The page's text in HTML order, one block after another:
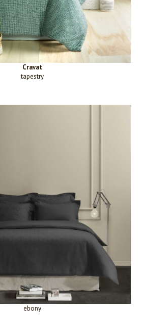
Cravat
tapestry
ebony